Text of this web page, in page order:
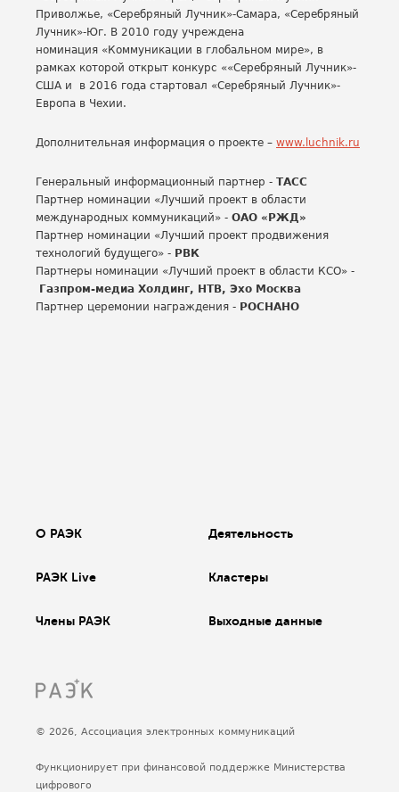
Приволжье, «Серебряный Лучник»-Самара, «Серебряный
Лучник»-Юг. В 2010 году учреждена
номинация «Коммуникации в глобальном мире», в
рамках которой открыт конкурс ««Серебряный Лучник»-
США и в 2016 года стартовал «Серебряный Лучник»-
Европа в Чехии.
Дополнительная информация о проекте – www.luchnik.ru
Генеральный информационный партнер - ТАСС
Партнер номинации «Лучший проект в области
международных коммуникаций» - ОАО «РЖД»
Партнер номинации «Лучший проект продвижения
технологий будущего» - РВК
Партнеры номинации «Лучший проект в области КСО» -
Газпром-медиа Холдинг, НТВ, Эхо Москва
Партнер церемонии награждения - РОСНАНО
О РАЭК Деятельность
РАЭК Live Кластеры
Члены РАЭК Выходные данные
© 2026, Ассоциация электронных коммуникаций
Функционирует при финансовой поддержке Министерства
цифрового